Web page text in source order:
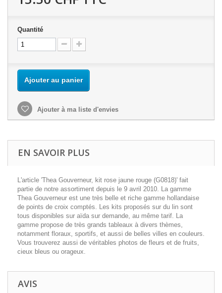
Quantité
Ajouter au panier
Ajouter à ma liste d'envies
EN SAVOIR PLUS
L'article 'Thea Gouverneur, kit rose jaune rouge (G0818)' fait
partie de notre assortiment depuis le 9 avril 2010. La gamme
Thea Gouverneur est une très belle et riche gamme hollandaise
de points de croix comptés. Les kits proposés sur du lin sont
tous disponibles sur aïda sur demande, au même tarif. La
gamme propose de très grands tableaux à divers thèmes,
notamment floraux, sportifs, et aussi de belles villes en couleurs.
Vous trouverez aussi de véritables photos de fleurs et de fruits,
cieux bleus ou orageux.
AVIS